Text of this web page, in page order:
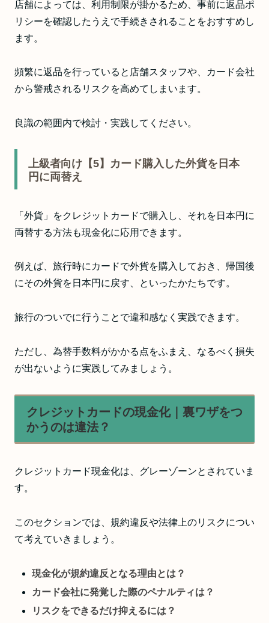
店舗によっては、利用制限が掛かるため、事前に返品ポ
リシーを確認したうえで手続きされることをおすすめし
ます。
頻繁に返品を行っていると店舗スタッフや、カード会社
から警戒されるリスクを高めてしまいます。
良識の範囲内で検討・実践してください。
上級者向け【5】カード購入した外貨を日本
円に両替え
「外貨」をクレジットカードで購入し、それを日本円に
両替する方法も現金化に応用できます。
例えば、旅行時にカードで外貨を購入しておき、帰国後
にその外貨を日本円に戻す、といったかたちです。
旅行のついでに行うことで違和感なく実践できます。
ただし、為替手数料がかかる点をふまえ、なるべく損失
が出ないように実践してみましょう。
クレジットカードの現金化｜裏ワザをつ
かうのは違法？
クレジットカード現金化は、グレーゾーンとされていま
す。
このセクションでは、規約違反や法律上のリスクについ
て考えていきましょう。
現金化が規約違反となる理由とは？
カード会社に発覚した際のペナルティは？
リスクをできるだけ抑えるには？